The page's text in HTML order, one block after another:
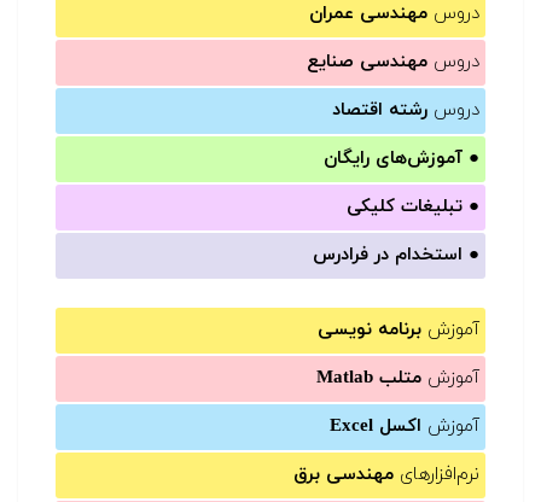
دروس مهندسی عمران
دروس مهندسی صنایع
دروس رشته اقتصاد
● آموزش‌های رایگان
● تبلیغات کلیکی
● استخدام در فرادرس
آموزش برنامه نویسی
آموزش متلب Matlab
آموزش اکسل Excel
نرم‌افزارهای مهندسی برق